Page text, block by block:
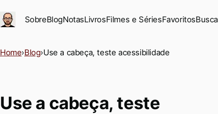
Ir para conteúdo principal
SobreBlogNotasLivrosFilmes e SériesFavoritosBusca
Home›Blog›Use a cabeça, teste acessibilidade
Use a cabeça, teste